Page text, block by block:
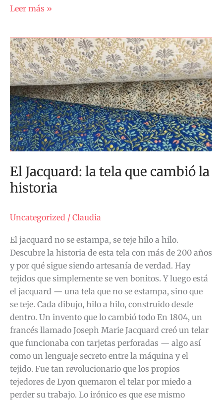
Leer más »
El Jacquard: la tela que cambió la
historia
Uncategorized / Claudia
El jacquard no se estampa, se teje hilo a hilo.
Descubre la historia de esta tela con más de 200 años
y por qué sigue siendo artesanía de verdad. Hay
tejidos que simplemente se ven bonitos. Y luego está
el jacquard — una tela que no se estampa, sino que
se teje. Cada dibujo, hilo a hilo, construido desde
dentro. Un invento que lo cambió todo En 1804, un
francés llamado Joseph Marie Jacquard creó un telar
que funcionaba con tarjetas perforadas — algo así
como un lenguaje secreto entre la máquina y el
tejido. Fue tan revolucionario que los propios
tejedores de Lyon quemaron el telar por miedo a
perder su trabajo. Lo irónico es que ese mismo
El
Jacquard:
la
tela
que
cambió
la
historia